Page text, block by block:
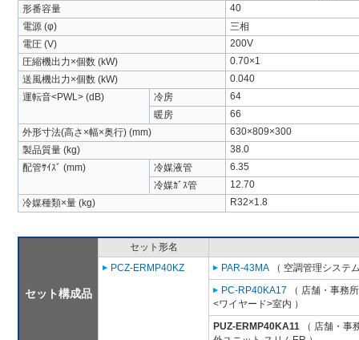
形番容量
40
電源 (φ)
三相
電圧 (V)
200V
圧縮機出力×個数 (kW)
0.70×1
送風機出力×個数 (kW)
0.040
運転音<PWL> (dB)
冷房
64
暖房
66
外形寸法(高さ×幅×奥行) (mm)
630×809×300
製品質量 (kg)
38.0
配管ｻｲｽﾞ (mm)
冷媒液管
6.35
冷媒ｶﾞｽ管
12.70
冷媒種類×量 (kg)
R32×1.8
セット構成品
セット形名
PCZ-ERMP40KZ
PAR-43MA （ 空調管理システ
PC-RP40KA17 （ 店舗・事務
<ワイヤード>室内 ）
PUZ-ERMP40KA11 （ 店舗・事